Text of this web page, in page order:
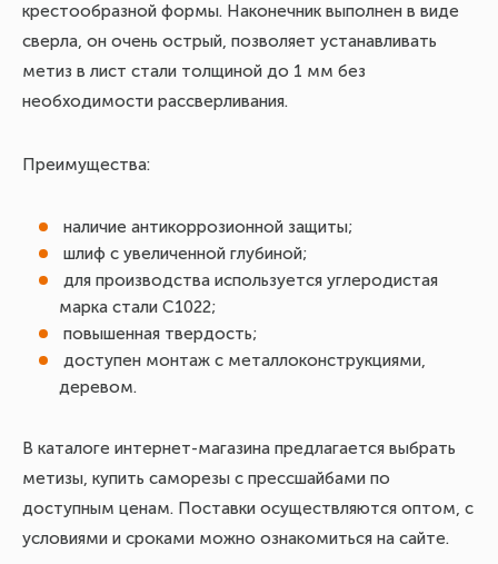
крестообразной формы. Наконечник выполнен в виде
сверла, он очень острый, позволяет устанавливать
метиз в лист стали толщиной до 1 мм без
необходимости рассверливания.
Преимущества:
наличие антикоррозионной защиты;
шлиф с увеличенной глубиной;
для производства используется углеродистая
марка стали С1022;
повышенная твердость;
доступен монтаж с металлоконструкциями,
деревом.
В каталоге интернет-магазина предлагается выбрать
метизы, купить саморезы с прессшайбами по
доступным ценам. Поставки осуществляются оптом, с
условиями и сроками можно ознакомиться на сайте.